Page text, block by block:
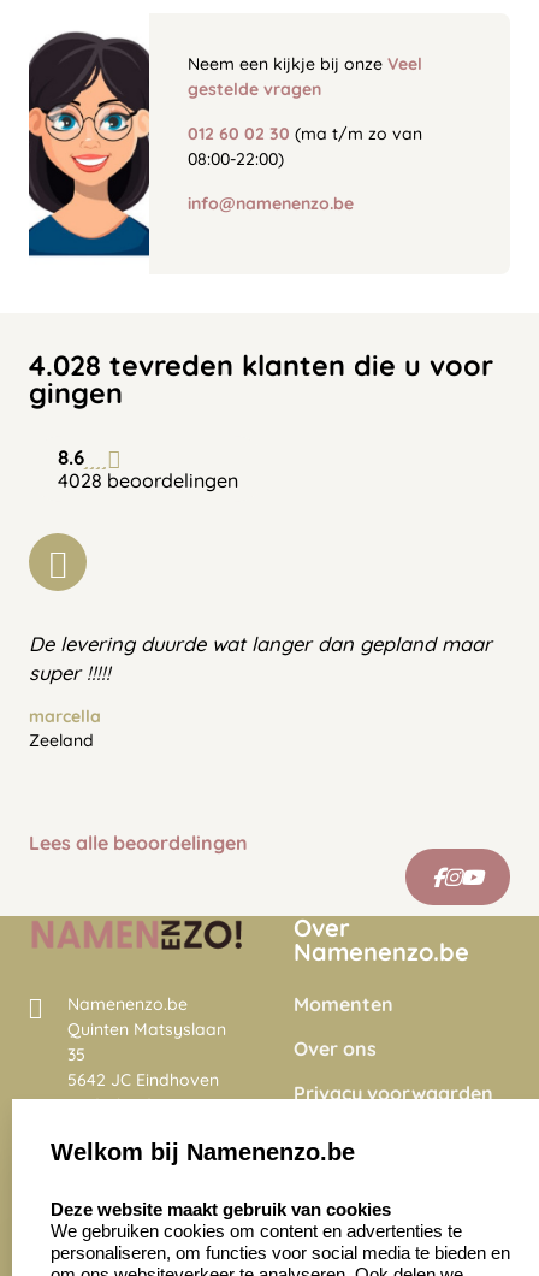
Neem een kijkje bij onze Veel
gestelde vragen
012 60 02 30 (ma t/m zo van
08:00-22:00)
info@namenenzo.be
4.028 tevreden klanten die u voor
gingen
8.6
4028 beoordelingen
De levering duurde wat langer dan gepland maar
super !!!!!
marcella
Zeeland
Lees alle beoordelingen
Namenenzo.be
Quinten Matsyslaan
35
5642 JC Eindhoven
Nederland
4028 beoordelingen
Over
Namenenzo.be
Momenten
Over ons
Privacy voorwaarden
Onze vacatures
Welkom bij Namenenzo.be
Deze website maakt gebruik van cookies
We gebruiken cookies om content en advertenties te
personaliseren, om functies voor social media te bieden en